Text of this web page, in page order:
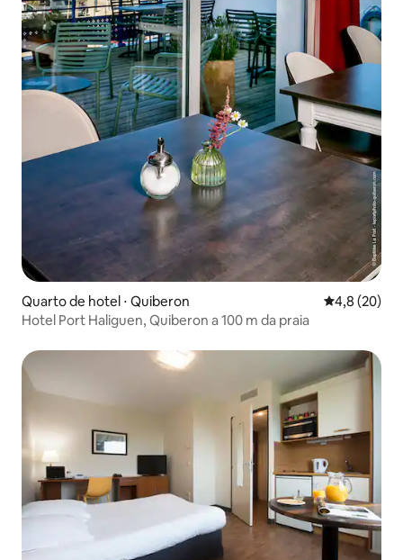
Quarto de hotel ⋅ Quiberon 4,8 de uma
4,8 (20)
Hotel Port Haliguen, Quiberon a 100 m da praia